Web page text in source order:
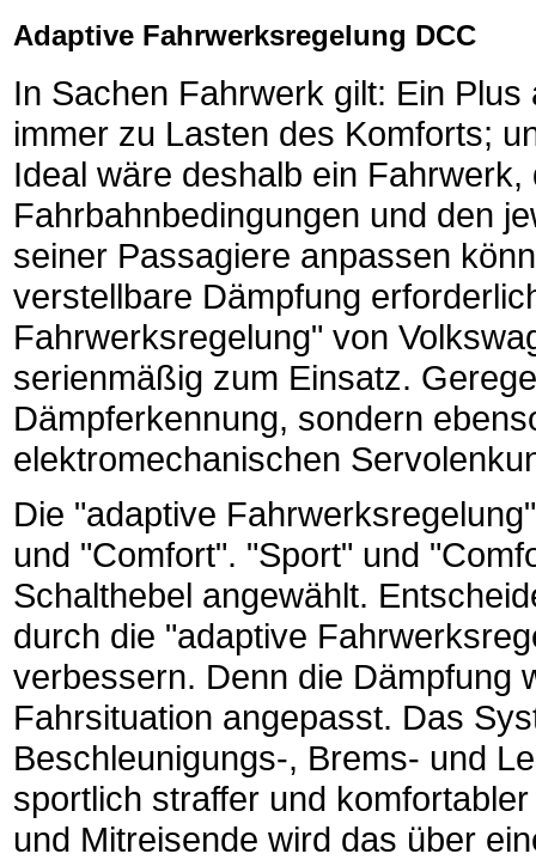
Adaptive Fahrwerksregelung DCC
In Sachen Fahrwerk gilt: Ein
immer zu Lasten des Komforts;
Ideal wäre deshalb ein
Fahrbahnbedingungen und den
seiner Passagiere anpassen
verstellbare Dämpfung
Fahrwerksregelung" von
serienmäßig zum Einsatz.
Dämpferkennung, sondern
elektromechanischen
Die "adaptive
und "Comfort". "Sport" und
Schalthebel angewählt.
durch die "adaptive
verbessern. Denn die Dämpfung
Fahrsituation angepasst. Das
Beschleunigungs-, Brems- und
sportlich straffer und
und Mitreisende wird das über